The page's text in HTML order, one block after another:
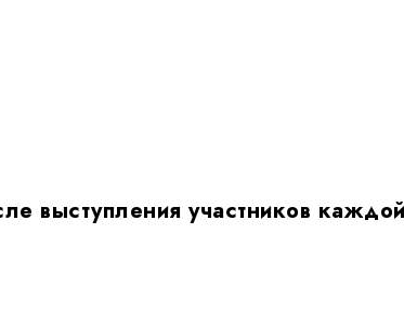
выступления участников